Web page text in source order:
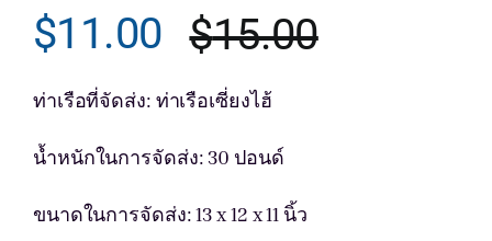
$15.00Original
$11.00
Current
ท่าเรือที่จัดส่ง: ท่าเรือเซี่ยงไฮ้
น้ำหนักในการจัดส่ง: 30 ปอนด์
ขนาดในการจัดส่ง: 13 x 12 x 11 นิ้ว